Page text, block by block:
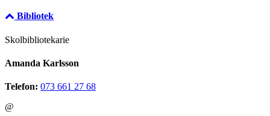
Bibliotek
Skolbibliotekarie
Amanda Karlsson
Telefon: 073 661 27 68
@